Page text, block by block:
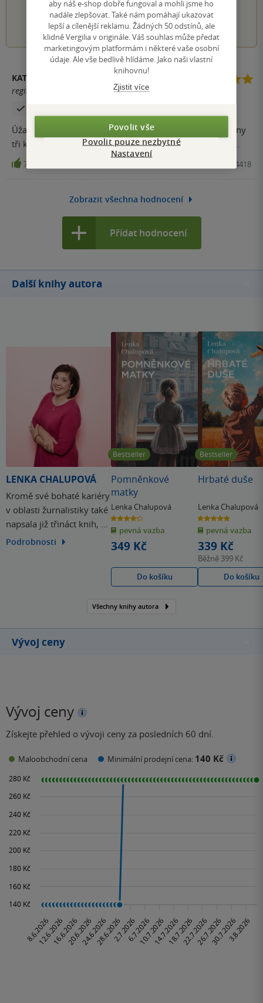
1 2 3 4 5
KATEŘINA NOVOTNÁ
registrovaný uživatel
Úžasná kniha, velmi poutavě napsaná. Četla jsem všechny
tři knihy z této série, všechny tři jsou skvělé. Doporučuji.
7 Kniha, Čas, 2023, 9788074754418
Zobrazit všechna hodnocení
Přidat hodnocení
Další knihy autora
LENKA CHALUPOVÁ
Kromě své bohaté kariéry
v oblasti žurnalistiky také
napsala již třináct knih, z
nichž první vznikla v
Podrobnosti
Bestseller
Pomněnkové
matky
Lenka Chalupová
4.3
z
5
hvězdiček
pevná vazba
349 Kč
Do košíku
Bestseller
Hrbaté duše
Lenka Chalupová
4.8
z
5
hvězdiček
pevná vazba
339 Kč
Běžně 399 Kč
Do košíku
Všechny knihy autora
Vývoj ceny
Vývoj ceny
Získejte přehled o vývoji ceny za posledních 60 dní.
Maloobchodní cena Minimální prodejní cena: 140 Kč
aby náš e-shop dobře fungoval a mohli jsme ho
nadále zlepšovat. Také nám pomáhají ukazovat
lepší a cílenější reklamu. Žádných 50 odstínů, ale
klidně Vergilia v originále. Váš souhlas může předat
marketingovým platformám i některé vaše osobní
údaje. Ale vše bedlivě hlídáme. Jako naši vlastní
knihovnu!
Zjistit více
Povolit vše
Povolit pouze nezbytné
Nastavení